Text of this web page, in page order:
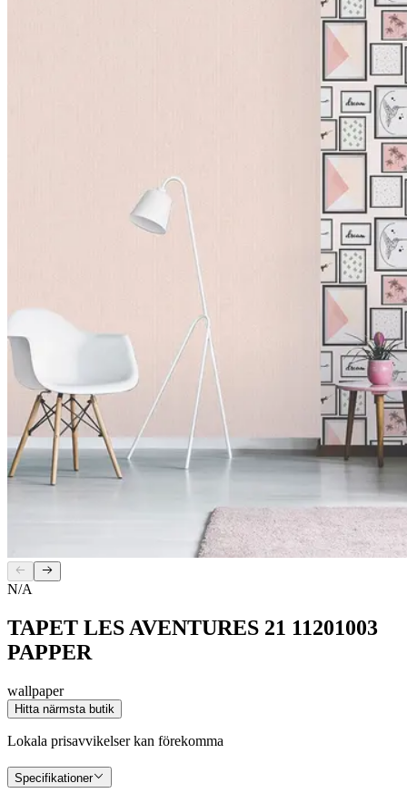
N/A
TAPET LES AVENTURES 21 11201003
PAPPER
wallpaper
Hitta närmsta butik
Lokala prisavvikelser kan förekomma
Specifikationer